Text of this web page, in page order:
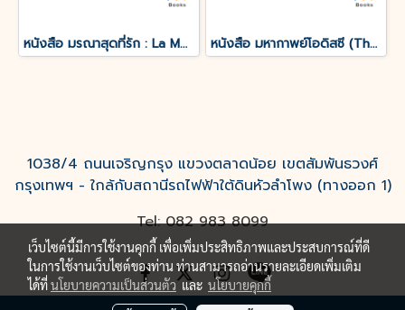
หนังสือ มรณาสุดที่รัก : La Morte amoureuse หนังสือ มหากาพย์โอดิสซี (The Odyssey of Homer)
1038/4 ถนนเจริญกรุง แขวงตลาดน้อย เขตสัมพันธวงศ์
กรุงเทพฯ - ใกล้กับสถานีรถไฟฟ้าใต้ดินหัวลำโพง (ทางออก 1)
Tel: 082 983 8099
เว็บไซต์นี้มีการใช้งานคุกกี้ เพื่อเพิ่มประสิทธิภาพและประสบการณ์ที่ดี
ในการใช้งานเว็บไซต์ของท่าน ท่านสามารถอ่านรายละเอียดเพิ่มเติม
ได้ที่นโยบายความเป็นส่วนตัวและ นโยบายคุกกี้